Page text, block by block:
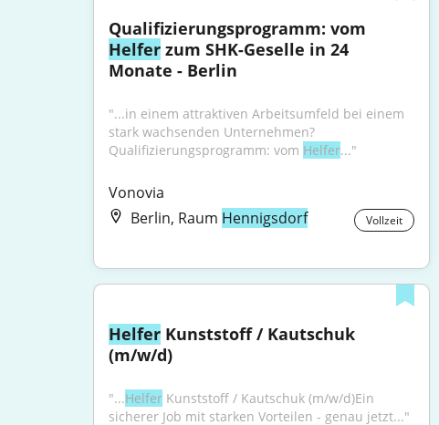
Helfer zum SHK-Geselle in 24
Monate - Berlin
"...in einem attraktiven Arbeitsumfeld bei einem
stark wachsenden Unternehmen?
Qualifizierungsprogramm: vom Helfer..."
Vonovia
Berlin, Raum Hennigsdorf Vollzeit
Helfer Kunststoff / Kautschuk
(m/w/d)
"...Helfer Kunststoff / Kautschuk (m/w/d)Ein
sicherer Job mit starken Vorteilen - genau jetzt..."